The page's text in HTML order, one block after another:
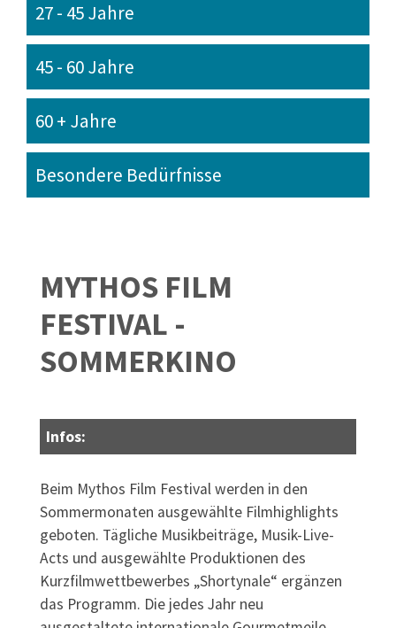
27 - 45 Jahre
45 - 60 Jahre
60 + Jahre
Besondere Bedürfnisse
MYTHOS FILM
FESTIVAL -
SOMMERKINO
Infos:
Beim Mythos Film Festival werden in den
Sommermonaten ausgewählte Filmhighlights
geboten. Tägliche Musikbeiträge, Musik-Live-
Acts und ausgewählte Produktionen des
Kurzfilmwettbewerbes „Shortynale“ ergänzen
das Programm. Die jedes Jahr neu